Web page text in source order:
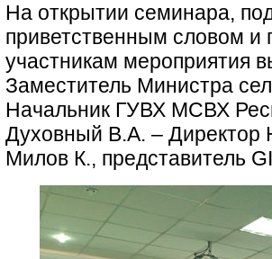
На открытии семинара,
приветственным словом
участникам мероприятия
Заместитель Министра
Начальник ГУВХ МСВХ
Духовный В.А. –
Милов К., представитель